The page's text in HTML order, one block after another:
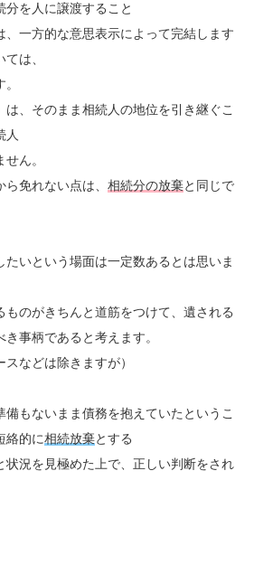
分を人に譲渡すること
、一方的な意思表示によって完結します
は、
、そのまま相続人の地位を引き継ぐこ
人
ん。
免れない点は、 相続分の放棄と同じで
たいという場面は一定数あるとは思いま
ものがきちんと道筋をつけて、遺される
事柄であると考えます。
スなどは除きますが）
もないまま債務を抱えていたというこ
絡的に相続放棄とする
状況を見極めた上で、正しい判断をされ